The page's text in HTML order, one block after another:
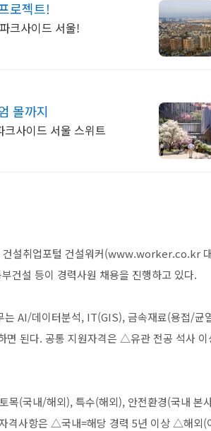
로젝트!
크사이드 서울!
몰까지
사이드 서울 스위트
건설취업포털 건설워커(www.worker.co.kr
건설 등이 경력사원 채용을 진행하고 있다.
AI/데이터분석, IT(GIS), 금속재료(용접/균
면 된다. 공통 지원자격은 △유관 전공 석사 이
(국내/해외), 특수(해외), 안전환경(국내 본
격사항은 △국내=해당 경력 5년 이상 △해외(